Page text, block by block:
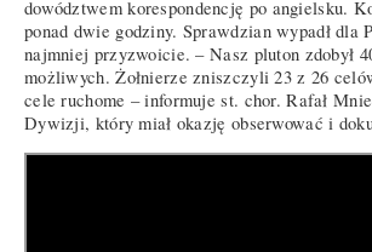
dowództwem korespondencję po angielsku.
ponad dwie godziny. Sprawdzian wypadł dla
najmniej przyzwoicie. – Nasz pluton zdobył
możliwych. Żołnierze zniszczyli 23 z 26
cele ruchome – informuje st. chor. Rafał
Dywizji, który miał okazję obserwować i